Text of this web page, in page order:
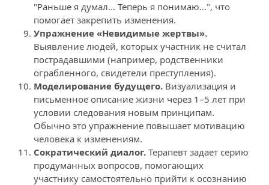
"Раньше я думал… Теперь я понимаю…", что
помогает закрепить изменения.
Упражнение «Невидимые жертвы».
Выявление людей, которых участник не считал
пострадавшими (например, родственники
ограбленного, свидетели преступления).
Моделирование будущего. Визуализация и
письменное описание жизни через 1–5 лет при
условии следования новым принципам.
Обычно это упражнение повышает мотивацию
человека к изменениям.
Сократический диалог. Терапевт задает серию
продуманных вопросов, помогающих
участнику самостоятельно прийти к осознанию